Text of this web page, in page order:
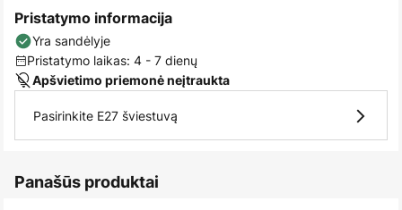
Pristatymo informacija
Yra sandėlyje
Pristatymo laikas: 4 - 7 dienų
Apšvietimo priemonė neįtraukta
Pasirinkite E27 šviestuvą
Panašūs produktai